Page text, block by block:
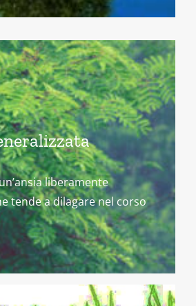
liberamente
tende a dilagare nel corso